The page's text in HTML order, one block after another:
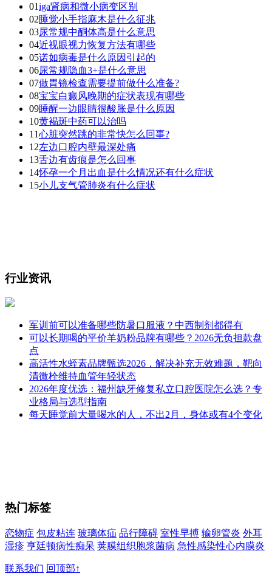
01iga肾病和微小病变区别
02睡觉小手指麻木是什么征兆
03尿常规中酮体高是什么意思
04近视眼视力恢复方法有哪些
05诺如病毒是什么原因引起的
06尿常规隐血3+是什么意思
07做胃镜检查需要提前做什么准备?
08宝宝白癜风晚期的症状表现有哪些
09睡醒一边眼睛很酸胀是什么原因
10黄褐斑中药可以治吗
11心脏突然跳的非常快怎么回事?
12左边口腔内壁最深处痛
13舌边有齿痕是怎么回事
14怀孕一个月出血是什么情况还有什么症状
15小儿支气管肺炎有什么症状
行业资讯
军训前可以准备哪些防暑口服液？中西制剂都得有
可以长期喝的平价羊奶粉品牌有哪些？2026无负担款盘
点
高活性水蛭素品牌甄选2026，解决补充无效难题，靶向
清微栓维持血管年轻状态
2026年度优选：福州缺牙修复私立口腔医院怎么选？专
业格局与选型指南
每天睡觉前大量喝水的人，不出2月，身体或有4个变化
热门标签
恋物症 包皮粘连 玻璃体疝 品行障碍 室性早搏 输卵管炎 外耳
湿疹 亨廷顿病性痴呆 荚膜组织胞浆菌病 急性感染性心内膜炎
联系我们 回顶部↑